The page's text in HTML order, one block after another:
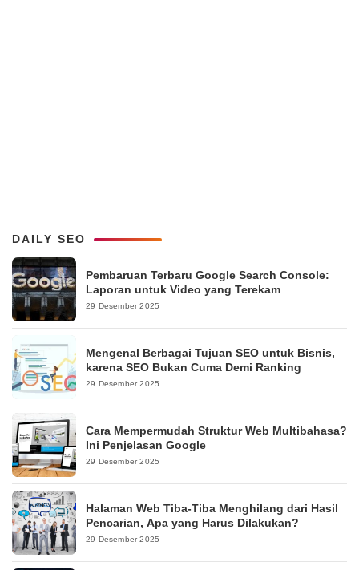
DAILY SEO
Pembaruan Terbaru Google Search Console:
Laporan untuk Video yang Terekam
29 Desember 2025
Mengenal Berbagai Tujuan SEO untuk Bisnis,
karena SEO Bukan Cuma Demi Ranking
29 Desember 2025
Cara Mempermudah Struktur Web Multibahasa?
Ini Penjelasan Google
29 Desember 2025
Halaman Web Tiba-Tiba Menghilang dari Hasil
Pencarian, Apa yang Harus Dilakukan?
29 Desember 2025